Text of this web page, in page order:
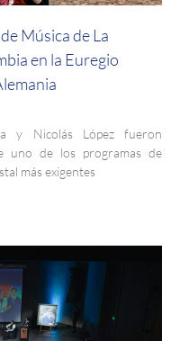
Música de La
en la Euregio
y Nicolás López fueron
uno de los programas de
más exigentes